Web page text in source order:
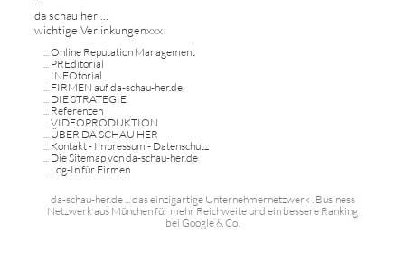
da schau her ...
wichtige Verlinkungenxxx
...Online Reputation Management
... PREditorial
... INFOtorial
... FIRMEN auf da-schau-her.de
... DIE STRATEGIE
... Referenzen
...VIDEOPRODUKTION
... ÜBER DA SCHAU HER
... Kontakt - Impressum - Datenschutz
... Die Sitemap von da-schau-her.de
... Log-In für Firmen
da-schau-her.de ... das einzigartige Unternehmernetzwerk . Business
Netzwerk aus München für mehr Reichweite und ein bessere Ranking
bei Google & Co.